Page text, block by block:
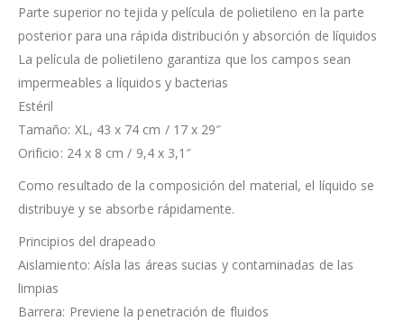
Parte superior no tejida y película de polietileno en la parte
posterior para una rápida distribución y absorción de líquidos
La película de polietileno garantiza que los campos sean
impermeables a líquidos y bacterias
Estéril
Tamaño: XL, 43 x 74 cm / 17 x 29″
Orificio: 24 x 8 cm / 9,4 x 3,1″
Como resultado de la composición del material, el líquido se
distribuye y se absorbe rápidamente.
Principios del drapeado
Aislamiento: Aísla las áreas sucias y contaminadas de las
limpias
Barrera: Previene la penetración de fluidos